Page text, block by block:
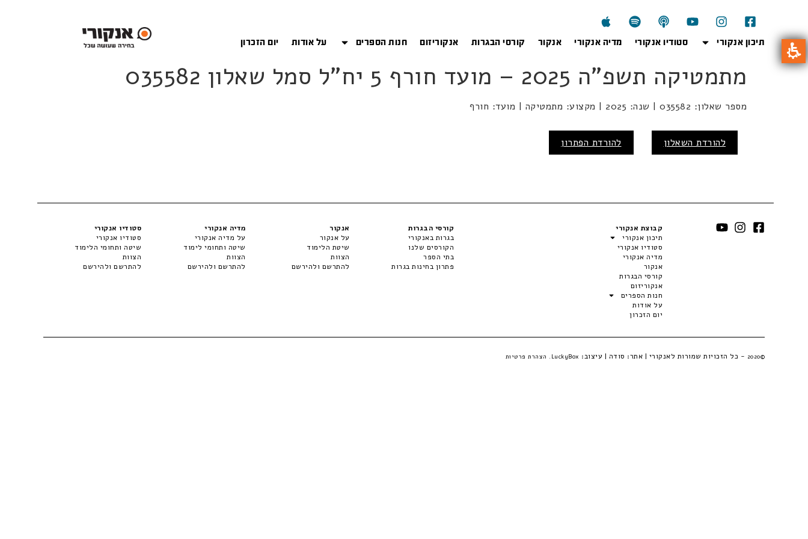
תיכון אנקורי סטודיו אנקורי מדיה אנקורי אנקור קורסי הבגרות אנקוריזום חנות הספרים על אודות יום הזכרון
מתמטיקה תשפ"ה 2025 – מועד חורף 5 יח"ל סמל שאלון 035582
מספר שאלון: 035582 | שנה: 2025 | מקצוע: מתמטיקה | מועד: חורף
להורדת השאלון להורדת הפתרון
קבוצת אנקורי
תיכון אנקורי
סטודיו אנקורי
מדיה אנקורי
אנקור
קורסי הבגרות
אנקוריזום
חנות הספרים
על אודות
יום הזכרון
קורסי הבגרות
בגרות באנקורי
הקורסים שלנו
בתי הספר
פתרון בחינות בגרות
אנקור
על אנקור
שיטת הלימוד
הצוות
להתרשם ולהירשם
מדיה אנקורי
על מדיה אנקורי
שיטה ותחומי לימוד
הצוות
להתרשם ולהירשם
סטודיו אנקורי
סטודיו אנקורי
שיטה ותחומי הלימוד
הצוות
להתרשם ולהירשם
©2020 - כל הזכויות שמורות לאנקורי | אתר: סודה | עיצוב: LuckyBox. הצהרת פרטיות